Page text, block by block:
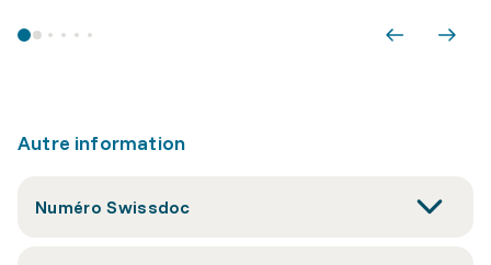
Autre information
Numéro Swissdoc